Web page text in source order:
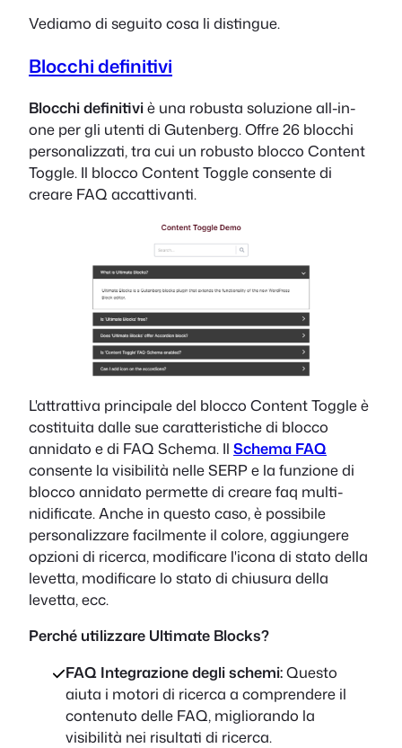
Vediamo di seguito cosa li distingue.
Blocchi definitivi
Blocchi definitiviè una robusta soluzione all-in-
one per gli utenti di Gutenberg. Offre 26 blocchi
personalizzati, tra cui un robusto blocco Content
Toggle. Il blocco Content Toggle consente di
creare FAQ accattivanti.
L'attrattiva principale del blocco Content Toggle è
costituita dalle sue caratteristiche di blocco
annidato e di FAQ Schema. Il Schema FAQ
consente la visibilità nelle SERP e la funzione di
blocco annidato permette di creare faq multi-
nidificate. Anche in questo caso, è possibile
personalizzare facilmente il colore, aggiungere
opzioni di ricerca, modificare l'icona di stato della
levetta, modificare lo stato di chiusura della
levetta, ecc.
Perché utilizzare Ultimate Blocks?
FAQ Integrazione degli schemi:Questo
aiuta i motori di ricerca a comprendere il
contenuto delle FAQ, migliorando la
visibilità nei risultati di ricerca.